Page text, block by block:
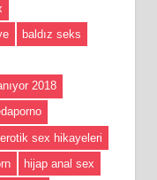
baldız seks
2018
erotik sex hikayeleri
hijap anal sex